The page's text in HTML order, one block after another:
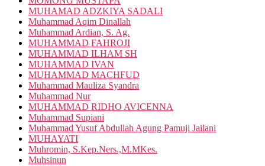
MUHAMAD ADZKIYA SADALI
Muhammad Aqim Dinallah
Muhammad Ardian, S. Ag.
MUHAMMAD FAHROJI
MUHAMMAD ILHAM SH
MUHAMMAD IVAN
MUHAMMAD MACHFUD
Muhammad Mauliza Syandra
Muhammad Nur
MUHAMMAD RIDHO AVICENNA
Muhammad Supiani
Muhammad Yusuf Abdullah Agung Pamuji Jailani
MUHAYATI
Muhromin, S.Kep.Ners.,M.MKes.
Muhsinun